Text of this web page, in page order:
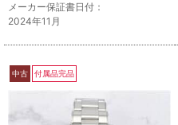
メーカー保証書日付：
2024年11月
中古 付属品完品